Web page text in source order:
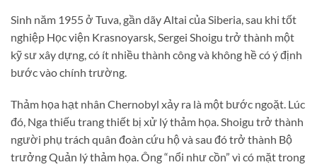
Sinh năm 1955 ở Tuva, gần dãy Altai của Siberia, sau khi tốt
nghiệp Học viện Krasnoyarsk, Sergei Shoigu trở thành một
kỹ sư xây dựng, có ít nhiều thành công và không hề có ý định
bước vào chính trường.
Thảm họa hạt nhân Chernobyl xảy ra là một bước ngoặt. Lúc
đó, Nga thiếu trang thiết bị xử lý thảm họa. Shoigu trở thành
người phụ trách quân đoàn cứu hộ và sau đó trở thành Bộ
trưởng Quản lý thảm họa. Ông “nổi như cồn” vì có mặt trong